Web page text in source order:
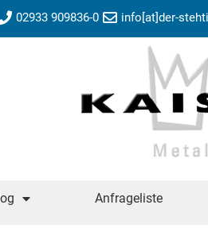
02933 909836-0 info[at]der-
Anfrageliste